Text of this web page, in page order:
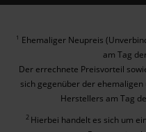
1 Ehemaliger Neupreis
am Tag
Der errechnete Preisvorteil
sich gegenüber der
Herstellers am Tag
2 Hierbei handelt es sich um